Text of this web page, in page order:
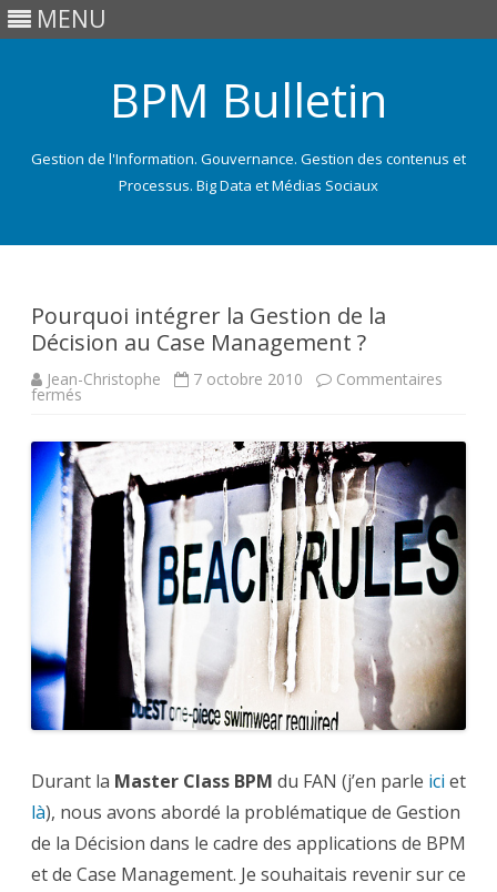
MENU
BPM Bulletin
Gestion de l'Information. Gouvernance. Gestion des contenus et
Processus. Big Data et Médias Sociaux
Pourquoi intégrer la Gestion de la
Décision au Case Management ?
Jean-Christophe 7 octobre 2010 Commentaires
fermés
la
Gestion
de
la
Décision
au
Case
Management
?
Durant la Master Class BPM du FAN (j’en parle ici et
là), nous avons abordé la problématique de Gestion
de la Décision dans le cadre des applications de BPM
et de Case Management. Je souhaitais revenir sur ce